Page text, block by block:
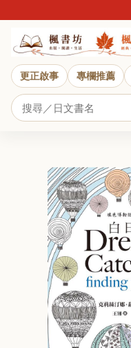
更正啟事 專欄推薦